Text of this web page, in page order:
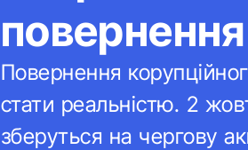
Повернення
стати реальністю. 2
зберуться на чергову